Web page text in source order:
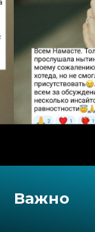
Важно